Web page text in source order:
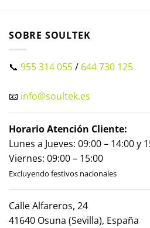
SOBRE SOULTEK
📞 955 314 055/ 644 730 125
📧 info@soultek.es
Horario Atención Cliente:
Lunes a Jueves: 09:00 – 14:00 y
Viernes: 09:00 – 15:00
Excluyendo festivos nacionales
Calle Alfareros, 24
41640 Osuna (Sevilla), España